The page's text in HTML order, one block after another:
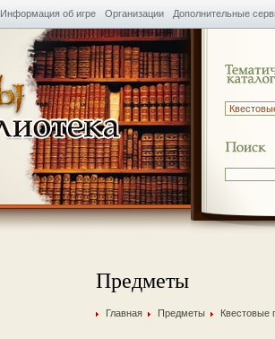
Информация об игре Организации Дополнительные
Предметы
Главная Предметы Квестовые